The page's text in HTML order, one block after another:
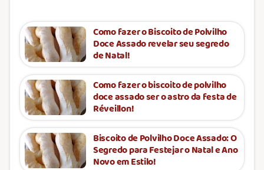
Como fazer o Biscoito de Polvilho
Doce Assado revelar seu segredo
de Natal!
Como fazer o biscoito de polvilho
doce assado ser o astro da festa de
Réveillon!
Biscoito de Polvilho Doce Assado: O
Segredo para Festejar o Natal e Ano
Novo em Estilo!